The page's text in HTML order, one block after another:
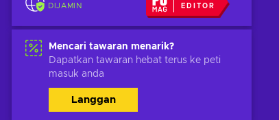
DIJAMIN
EDITOR
Mencari tawaran menarik?
Dapatkan tawaran hebat terus ke peti
masuk anda
Langgan